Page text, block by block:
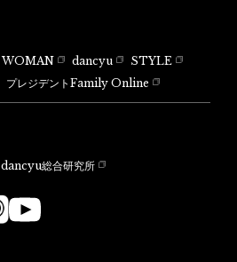
WOMAN dancyu
STYLE
プレジデントFamily Online
dancyu総合研究所